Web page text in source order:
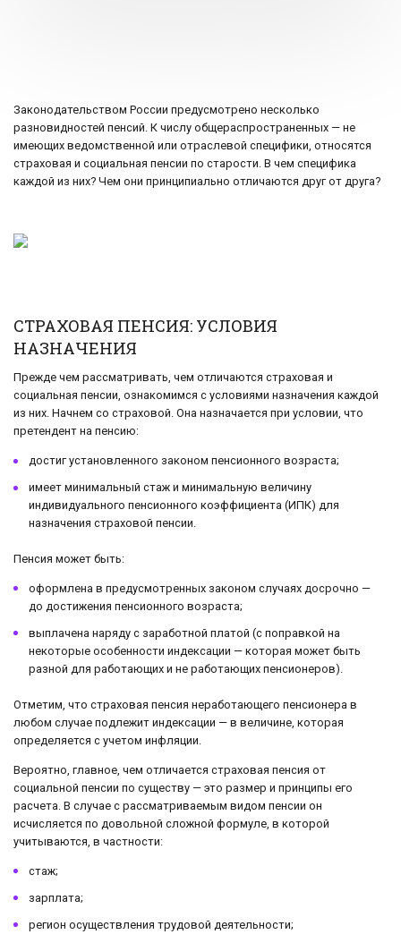
Законодательством России предусмотрено несколько
разновидностей пенсий. К числу общераспространенных — не
имеющих ведомственной или отраслевой специфики, относятся
страховая и социальная пенсии по старости. В чем специфика
каждой из них? Чем они принципиально отличаются друг от друга?
СТРАХОВАЯ ПЕНСИЯ: УСЛОВИЯ
НАЗНАЧЕНИЯ
Прежде чем рассматривать, чем отличаются страховая и
социальная пенсии, ознакомимся с условиями назначения каждой
из них. Начнем со страховой. Она назначается при условии, что
претендент на пенсию:
достиг установленного законом пенсионного возраста;
имеет минимальный стаж и минимальную величину
индивидуального пенсионного коэффициента (ИПК) для
назначения страховой пенсии.
Пенсия может быть:
оформлена в предусмотренных законом случаях досрочно —
до достижения пенсионного возраста;
выплачена наряду с заработной платой (с поправкой на
некоторые особенности индексации — которая может быть
разной для работающих и не работающих пенсионеров).
Отметим, что страховая пенсия неработающего пенсионера в
любом случае подлежит индексации — в величине, которая
определяется с учетом инфляции.
Вероятно, главное, чем отличается страховая пенсия от
социальной пенсии по существу — это размер и принципы его
расчета. В случае с рассматриваемым видом пенсии он
исчисляется по довольной сложной формуле, в которой
учитываются, в частности:
стаж;
зарплата;
регион осуществления трудовой деятельности;